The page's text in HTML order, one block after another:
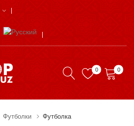
0 0
Футболки Футболка